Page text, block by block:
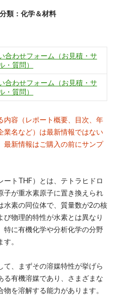
類：化学＆材料
合わせフォーム（お見積・サ
・質問）
合わせフォーム（お見積・サ
・質問）
容（レポート概要、目次、年
業名など）は最新情報ではない
最新情報はご購入の前にサンプ
ートTHF）とは、テトラヒドロ
子が重水素原子に置き換えられ
水素の同位体で、質量数が2の核
び物理的特性が水素とは異なり
特に有機化学や分析化学の分野
。
て、まずその溶媒特性が挙げら
る有機溶媒であり、さまざまな
を溶解する能力があります。